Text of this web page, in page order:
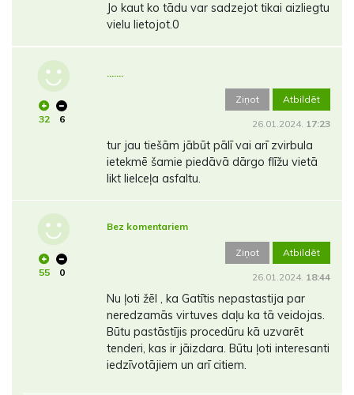
Jo kaut ko tādu var sadzejot tikai aizliegtu
vielu lietojot.0
32 6
…….
Ziņot Atbildēt
26.01.2024. 17:23
tur jau tiešām jābūt pālī vai arī zvirbula
ietekmē šamie piedāvā dārgo flīžu vietā
likt lielceļa asfaltu.
55 0
Bez komentariem
Ziņot Atbildēt
26.01.2024. 18:44
Nu ļoti žēl , ka Gatītis nepastastija par
neredzamās virtuves daļu ka tā veidojas.
Būtu pastāstījis procedūru kā uzvarēt
tenderi, kas ir jāizdara. Būtu ļoti interesanti
iedzīvotājiem un arī citiem.